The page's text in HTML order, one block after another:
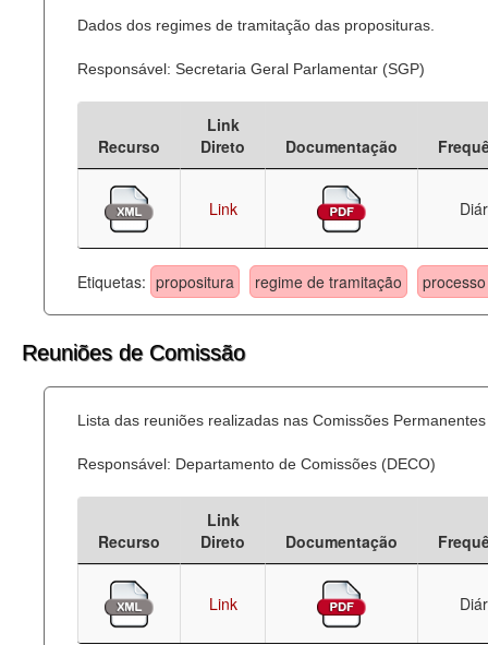
Dados dos regimes de tramitação das proposituras.
Responsável: Secretaria Geral Parlamentar (SGP)
Recurso
Link
Direto
Documentação
Link
Etiquetas: propositura regime de tramitação
Reuniões de Comissão
Lista das reuniões realizadas nas Comissões
Responsável: Departamento de Comissões (DECO)
Recurso
Link
Direto
Documentação
Link